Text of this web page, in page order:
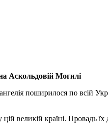
Аскольдовій Могилі
поширилося по всій
великій країні. Провадь